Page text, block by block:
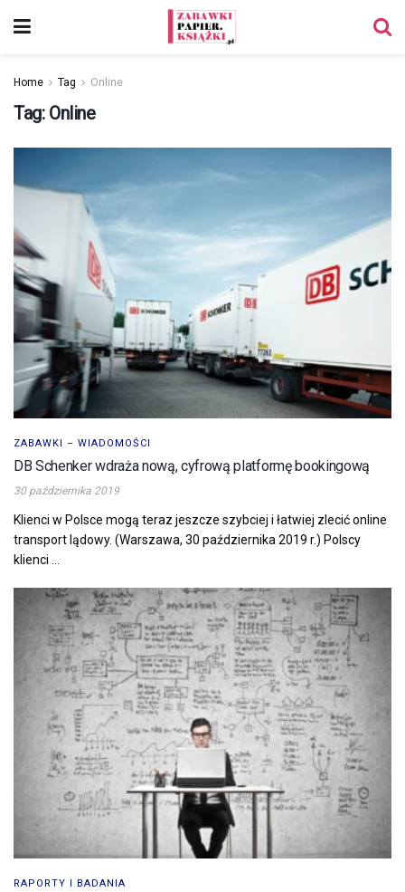
Home Tag Online
Tag: Online
ZABAWKI – WIADOMOŚCI
DB Schenker wdraża nową, cyfrową platformę bookingową
30 października 2019
Klienci w Polsce mogą teraz jeszcze szybciej i łatwiej zlecić online
transport lądowy. (Warszawa, 30 października 2019 r.) Polscy
klienci ...
RAPORTY I BADANIA